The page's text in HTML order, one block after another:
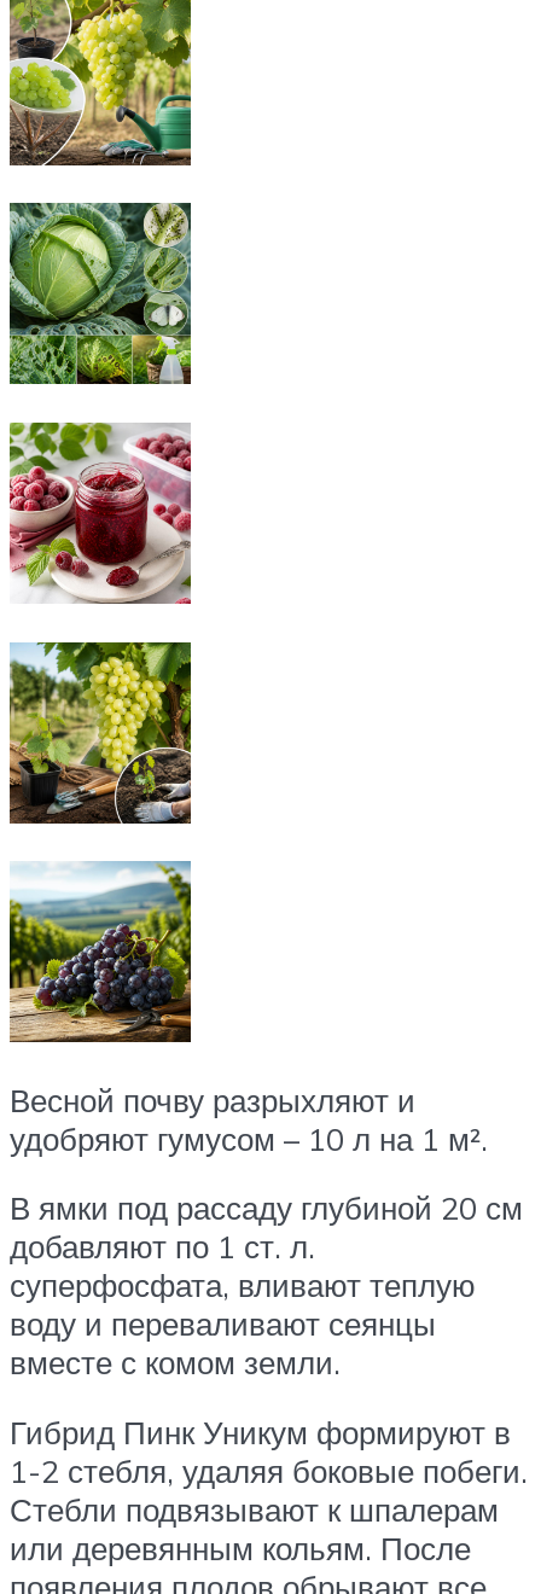
Весной почву разрыхляют и
удобряют гумусом – 10 л на 1 м².
В ямки под рассаду глубиной 20 см
добавляют по 1 ст. л.
суперфосфата, вливают теплую
воду и переваливают сеянцы
вместе с комом земли.
Гибрид Пинк Уникум формируют в
1-2 стебля, удаляя боковые побеги.
Стебли подвязывают к шпалерам
или деревянным кольям. После